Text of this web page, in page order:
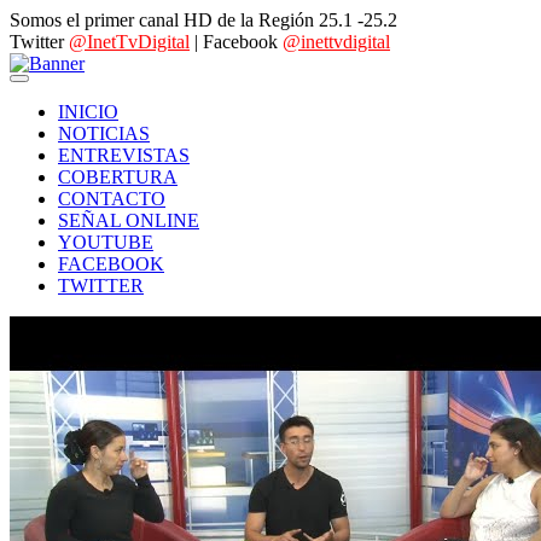
Somos el primer canal HD de la Región 25.1 -25.2
Twitter @InetTvDigital | Facebook @inettvdigital
INICIO
NOTICIAS
ENTREVISTAS
COBERTURA
CONTACTO
SEÑAL ONLINE
YOUTUBE
FACEBOOK
TWITTER